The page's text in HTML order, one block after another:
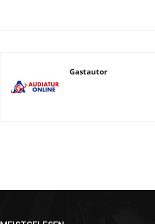
Gastautor